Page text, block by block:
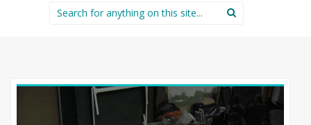
Search
for: